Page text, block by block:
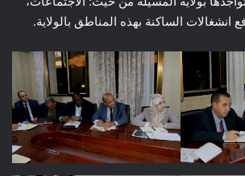
انشغالات الساكنة بهذه المناطق بالولاية.